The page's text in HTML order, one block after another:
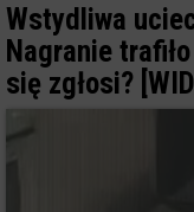
Wstydliwa
Nagranie
się zgłosi?